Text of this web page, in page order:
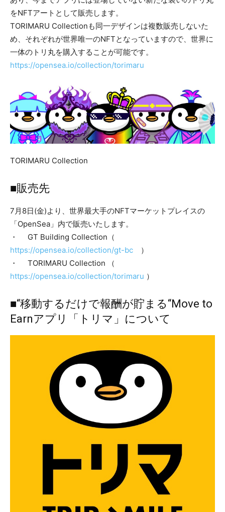
をNFTアートとして販売します。
TORIMARU Collectionも同一デザインは複数販売しないた
め、それぞれが世界唯一のNFTとなっていますので、世界に
一体のトリ丸を購入することが可能です。
https://opensea.io/collection/torimaru
TORIMARU Collection
■販売先
7月8日(金)より、世界最大手のNFTマーケットプレイスの
「OpenSea」内で販売いたします。
・ GT Building Collection（
https://opensea.io/collection/gt-bc ）
・ TORIMARU Collection （
https://opensea.io/collection/torimaru ）
■“移動するだけで報酬が貯まる“Move to
Earnアプリ「トリマ」について